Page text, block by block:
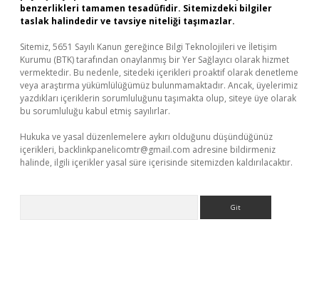
benzerlikleri tamamen tesadüfidir. Sitemizdeki bilgiler
taslak halindedir ve tavsiye niteliği taşımazlar.
Sitemiz, 5651 Sayılı Kanun gereğince Bilgi Teknolojileri ve İletişim
Kurumu (BTK) tarafından onaylanmış bir Yer Sağlayıcı olarak hizmet
vermektedir. Bu nedenle, sitedeki içerikleri proaktif olarak denetleme
veya araştırma yükümlülüğümüz bulunmamaktadır. Ancak, üyelerimiz
yazdıkları içeriklerin sorumluluğunu taşımakta olup, siteye üye olarak
bu sorumluluğu kabul etmiş sayılırlar.
Hukuka ve yasal düzenlemelere aykırı olduğunu düşündüğünüz
içerikleri, backlinkpanelicomtr@gmail.com adresine bildirmeniz
halinde, ilgili içerikler yasal süre içerisinde sitemizden kaldırılacaktır.